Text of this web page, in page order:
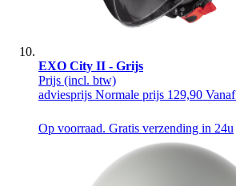
EXO City II - Grijs
Prijs (incl. btw)
adviesprijs Normale prijs 129,90 Vanaf
Op voorraad. Gratis verzending in 24u